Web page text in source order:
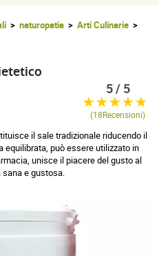
naturopatia
Arti Culinarie
il sale tradizionale riducendo il
equilibrata, può essere utilizzato in
unisce il piacere del gusto al
e gustosa.
5 / 5
(18Recensioni)